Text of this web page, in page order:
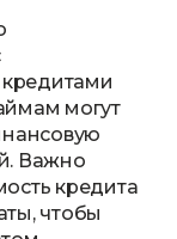
могут
Важно
кредита
чтобы